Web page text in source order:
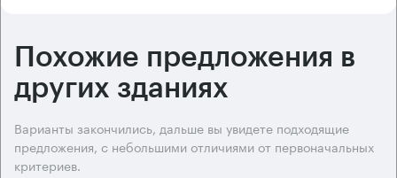
Похожие предложения в
других зданиях
Варианты закончились, дальше вы увидете подходящие
предложения, с небольшими отличиями от первоначальных
критериев.